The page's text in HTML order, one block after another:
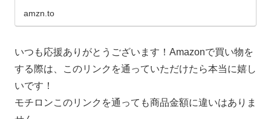
amzn.to
いつも応援ありがとうございます！Amazonで買い物を
する際は、このリンクを通っていただけたら本当に嬉し
いです！
モチロンこのリンクを通っても商品金額に違いはありま